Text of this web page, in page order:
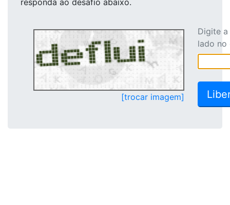
responda ao desafio abaixo.
[trocar imagem]
Digite
lado no